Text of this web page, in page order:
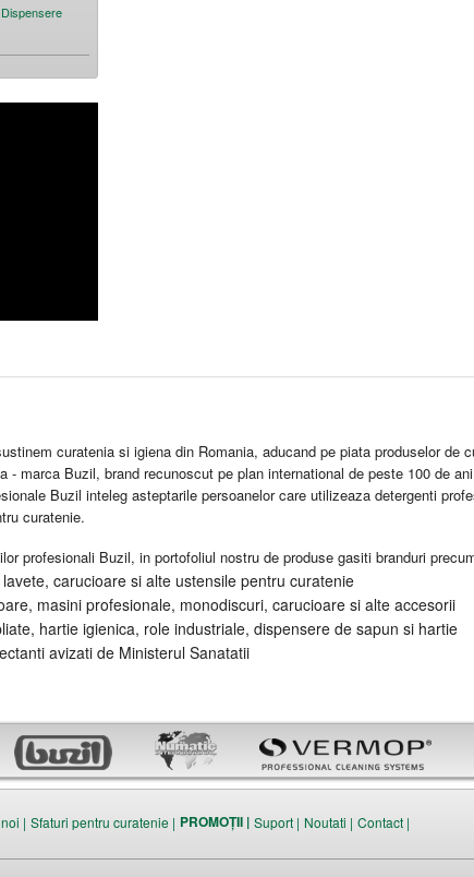
Dispensere
curatenia si igiena din Romania, aducand pe piata produselor de
- marca Buzil, brand recunoscut pe plan international de peste 100 de
Buzil inteleg asteptarile persoanelor care utilizeaza detergenti
curatenie.
profesionali Buzil, in portofoliul nostru de produse gasiti branduri
carucioare si alte ustensile pentru curatenie
masini profesionale, monodiscuri, carucioare si alte accesorii
hartie igienica, role industriale, dispensere de sapun si hartie
avizati de Ministerul Sanatatii
| Sfaturi pentru curatenie | PROMOȚII | Suport | Noutati | Contact |